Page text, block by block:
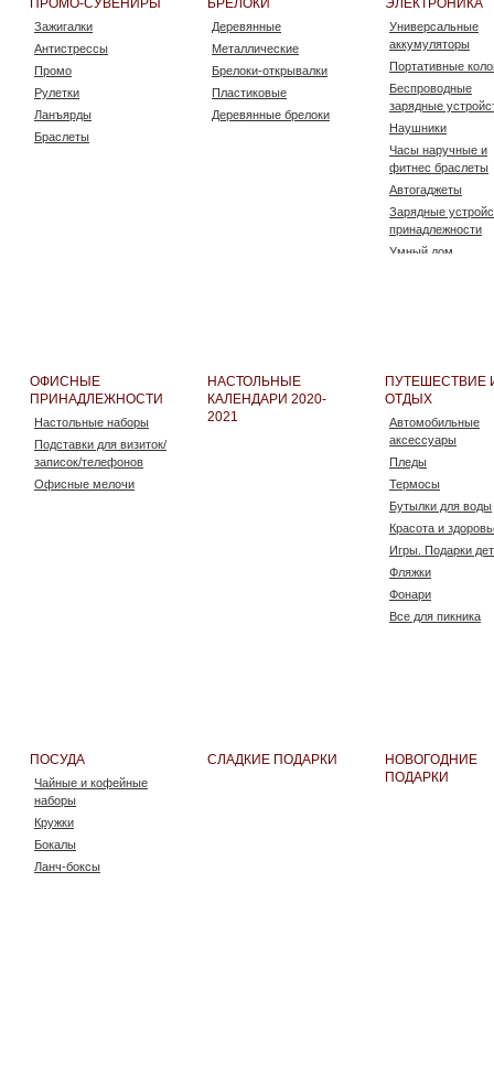
ПРОМО-СУВЕНИРЫ
Зажигалки
Антистрессы
Промо
Рулетки
Ланъярды
Браслеты
БРЕЛОКИ
Деревянные
Металлические
Брелоки-открывалки
Пластиковые
Деревянные брелоки
ЭЛЕКТРОНИКА
Универсальные
аккумуляторы
Портативные
Беспроводные
зарядные
Наушники
Часы наручные и
фитнес браслеты
Автогаджеты
Зарядные
принадлежности
Умный дом
Гейминг
игрушки
Увлажнители
ОФИСНЫЕ
ПРИНАДЛЕЖНОСТИ
Настольные наборы
Подставки для визиток/
записок/телефонов
Офисные мелочи
НАСТОЛЬНЫЕ
КАЛЕНДАРИ 2020-
2021
ПУТЕШЕСТВИЕ
ОТДЫХ
Автомобильные
аксессуары
Пледы
Термосы
Бутылки для воды
Красота и
Игры. Подарки
Фляжки
Фонари
Все для пикника
ПОСУДА
Чайные и кофейные
наборы
Кружки
Бокалы
Ланч-боксы
СЛАДКИЕ ПОДАРКИ
НОВОГОДНИЕ
ПОДАРКИ